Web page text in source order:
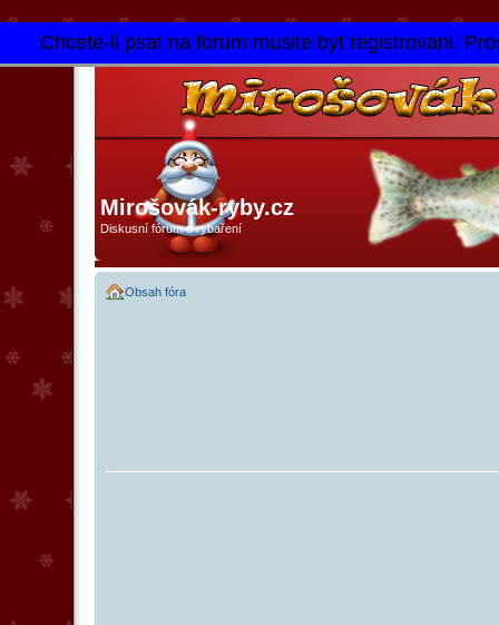
Chcete-li psat na forum musite byt registrovani.
Mirošovák-ryby.cz
Diskusní fórum o rybaření
Obsah fóra